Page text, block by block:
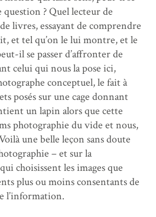
question ? Quel lecteur de
livres, essayant de comprendre
et tel qu’on le lui montre, et le
il se passer d’affronter de
celui qui nous la pose ici,
conceptuel, le fait à
posés sur une cage donnant
un lapin alors que cette
photographie du vide et nous,
une belle leçon sans doute
– et sur la
choisissent les images que
plus ou moins consentants de
l’information.